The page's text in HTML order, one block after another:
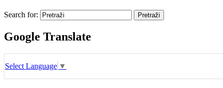
Search for:
Google Translate
Select Language ▼